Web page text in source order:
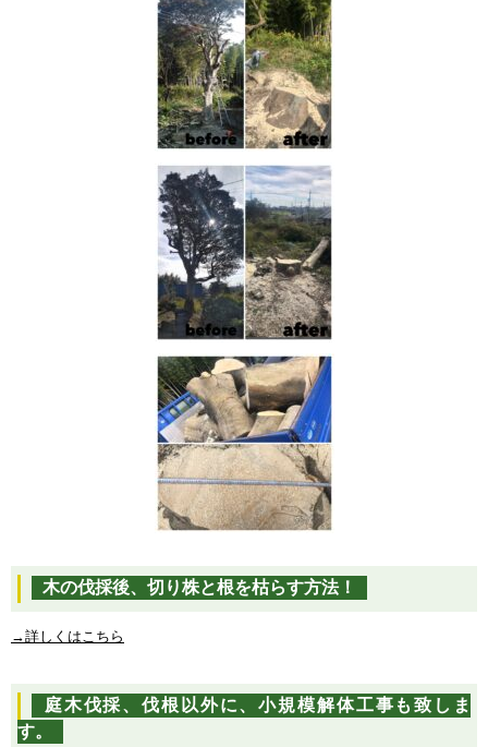
木の伐採後、切り株と根を枯らす方法！
→詳しくはこちら
庭木伐採、伐根以外に、小規模解体工事も致しま
す。